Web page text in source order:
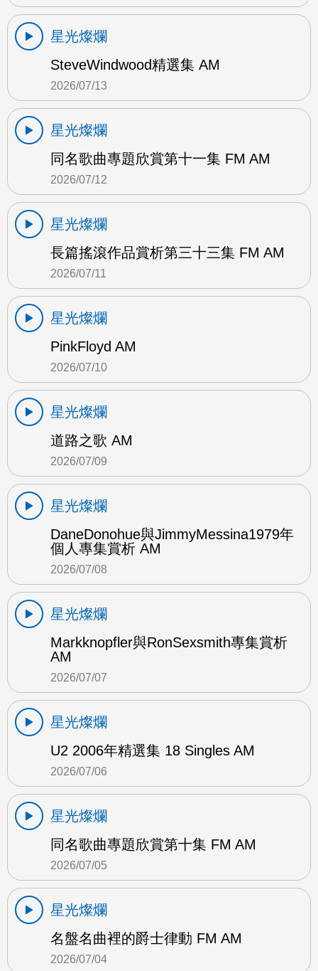
星光燦爛
SteveWindwood精選集 AM
2026/07/13
星光燦爛
同名歌曲專題欣賞第十一集 FM AM
2026/07/12
星光燦爛
長篇搖滾作品賞析第三十三集 FM AM
2026/07/11
星光燦爛
PinkFloyd AM
2026/07/10
星光燦爛
道路之歌 AM
2026/07/09
星光燦爛
DaneDonohue與JimmyMessina1979年
個人專集賞析 AM
2026/07/08
星光燦爛
Markknopfler與RonSexsmith專集賞析
AM
2026/07/07
星光燦爛
U2 2006年精選集 18 Singles AM
2026/07/06
星光燦爛
同名歌曲專題欣賞第十集 FM AM
2026/07/05
星光燦爛
名盤名曲裡的爵士律動 FM AM
2026/07/04